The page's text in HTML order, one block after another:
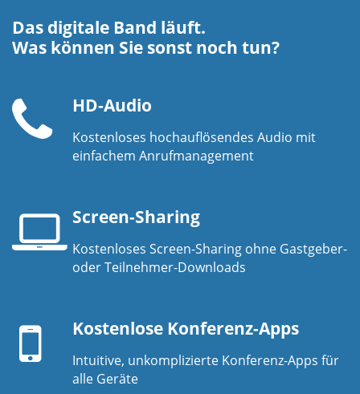
Das digitale Band läuft.
Was können Sie sonst noch tun?
Telefonhörer
HD-Audio
Kostenloses hochauflösendes Audio mit
einfachem Anrufmanagement
Laptop-
Screen-Sharing
Kostenloses Screen-Sharing ohne Gastgeber-
oder Teilnehmer-Downloads
Kostenlose Konferenz-Apps
Intuitive, unkomplizierte Konferenz-Apps für
alle Geräte